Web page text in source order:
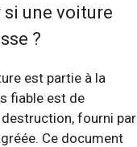
une voiture
?
est partie à la
fiable est de
fourni par
Ce document